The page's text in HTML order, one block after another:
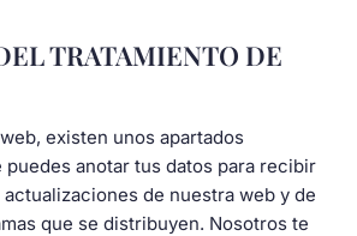
joyas
comunión
para Comunión:
Diversión
TRATAMIENTO DE
existen unos apartados
anotar tus datos para recibir
de nuestra web y de
que se distribuyen. Nosotros te